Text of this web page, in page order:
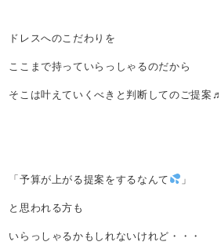
ドレスへのこだわりを
ここまで持っていらっしゃるのだから
そこは叶えていくべきと判断してのご提案♬
「予算が上がる提案をするなんて 」
と思われる方も
いらっしゃるかもしれないけれど・・・